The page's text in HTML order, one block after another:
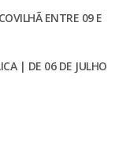
ENTRE 09 E
| DE 06 DE JULHO